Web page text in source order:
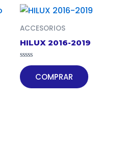
ACCESORIOS
HILUX 2016-2019
Valorado
en
0
de
COMPRAR